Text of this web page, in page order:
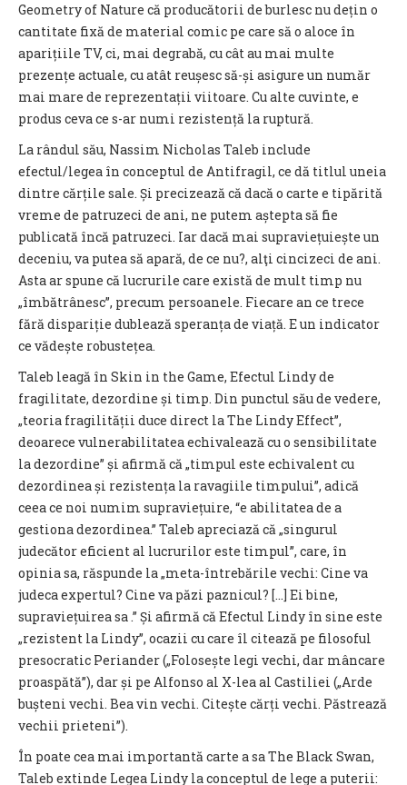
Geometry of Nature că producătorii de burlesc nu dețin o
cantitate fixă de material comic pe care să o aloce în
aparițiile TV, ci, mai degrabă, cu cât au mai multe
prezențe actuale, cu atât reușesc să-și asigure un număr
mai mare de reprezentații viitoare. Cu alte cuvinte, e
produs ceva ce s-ar numi rezistență la ruptură.
La rândul său, Nassim Nicholas Taleb include
efectul/legea în conceptul de Antifragil, ce dă titlul uneia
dintre cărțile sale. Și precizează că dacă o carte e tipărită
vreme de patruzeci de ani, ne putem aștepta să fie
publicată încă patruzeci. Iar dacă mai supraviețuiește un
deceniu, va putea să apară, de ce nu?, alţi cincizeci de ani.
Asta ar spune că lucrurile care există de mult timp nu
„îmbătrânesc”, precum persoanele. Fiecare an ce trece
fără dispariție dublează speranța de viață. E un indicator
ce vădește robustețea.
Taleb leagă în Skin in the Game, Efectul Lindy de
fragilitate, dezordine și timp. Din punctul său de vedere,
„teoria fragilității duce direct la The Lindy Effect”,
deoarece vulnerabilitatea echivalează cu o sensibilitate
la dezordine” și afirmă că „timpul este echivalent cu
dezordinea și rezistența la ravagiile timpului”, adică
ceea ce noi numim supraviețuire, “e abilitatea de a
gestiona dezordinea.” Taleb apreciază că „singurul
judecător eficient al lucrurilor este timpul”, care, în
opinia sa, răspunde la „meta-întrebările vechi: Cine va
judeca expertul? Cine va păzi paznicul? [...] Ei bine,
supraviețuirea sa .” Și afirmă că Efectul Lindy în sine este
„rezistent la Lindy”, ocazii cu care îl citează pe filosoful
presocratic Periander („Folosește legi vechi, dar mâncare
proaspătă”), dar și pe Alfonso al X-lea al Castiliei („Arde
bușteni vechi. Bea vin vechi. Citește cărți vechi. Păstrează
vechii prieteni”).
În poate cea mai importantă carte a sa The Black Swan,
Taleb extinde Legea Lindy la conceptul de lege a puterii: